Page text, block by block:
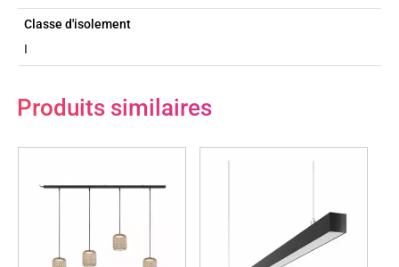
Classe d'isolement
I
Produits similaires